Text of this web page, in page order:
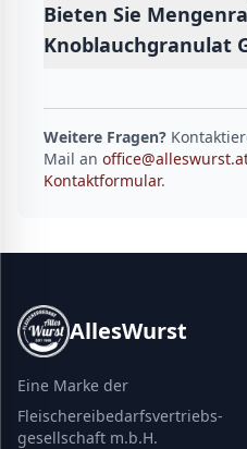
Bieten Sie
Knoblauchgranulat
Weitere Fragen?
Mail an
Kontaktformular.
AllesWurst
Eine Marke der
Fleischereibedarfsvertriebs-
gesellschaft m.b.H.